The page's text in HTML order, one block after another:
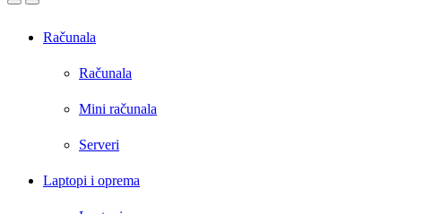
OpenClose
Računala
Računala
Mini računala
Serveri
Laptopi i oprema